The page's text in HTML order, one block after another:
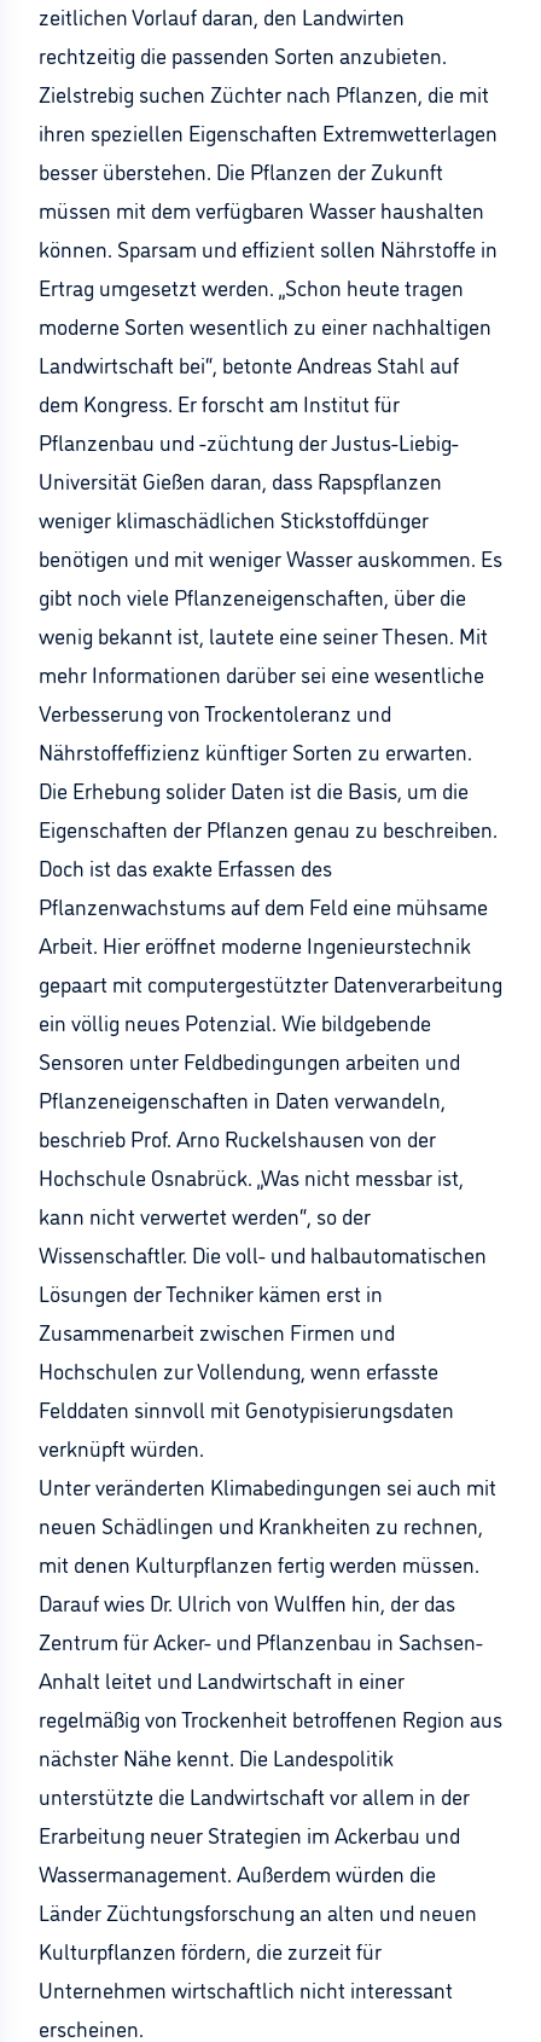
zeitlichen Vorlauf daran, den Landwirten
rechtzeitig die passenden Sorten anzubieten.
Zielstrebig suchen Züchter nach Pflanzen, die mit
ihren speziellen Eigenschaften Extremwetterlagen
besser überstehen. Die Pflanzen der Zukunft
müssen mit dem verfügbaren Wasser haushalten
können. Sparsam und effizient sollen Nährstoffe in
Ertrag umgesetzt werden. „Schon heute tragen
moderne Sorten wesentlich zu einer nachhaltigen
Landwirtschaft bei“, betonte Andreas Stahl auf
dem Kongress. Er forscht am Institut für
Pflanzenbau und -züchtung der Justus-Liebig-
Universität Gießen daran, dass Rapspflanzen
weniger klimaschädlichen Stickstoffdünger
benötigen und mit weniger Wasser auskommen. Es
gibt noch viele Pflanzeneigenschaften, über die
wenig bekannt ist, lautete eine seiner Thesen. Mit
mehr Informationen darüber sei eine wesentliche
Verbesserung von Trockentoleranz und
Nährstoffeffizienz künftiger Sorten zu erwarten.
Die Erhebung solider Daten ist die Basis, um die
Eigenschaften der Pflanzen genau zu beschreiben.
Doch ist das exakte Erfassen des
Pflanzenwachstums auf dem Feld eine mühsame
Arbeit. Hier eröffnet moderne Ingenieurstechnik
gepaart mit computergestützter Datenverarbeitung
ein völlig neues Potenzial. Wie bildgebende
Sensoren unter Feldbedingungen arbeiten und
Pflanzeneigenschaften in Daten verwandeln,
beschrieb Prof. Arno Ruckelshausen von der
Hochschule Osnabrück. „Was nicht messbar ist,
kann nicht verwertet werden“, so der
Wissenschaftler. Die voll- und halbautomatischen
Lösungen der Techniker kämen erst in
Zusammenarbeit zwischen Firmen und
Hochschulen zur Vollendung, wenn erfasste
Felddaten sinnvoll mit Genotypisierungsdaten
verknüpft würden.
Unter veränderten Klimabedingungen sei auch mit
neuen Schädlingen und Krankheiten zu rechnen,
mit denen Kulturpflanzen fertig werden müssen.
Darauf wies Dr. Ulrich von Wulffen hin, der das
Zentrum für Acker- und Pflanzenbau in Sachsen-
Anhalt leitet und Landwirtschaft in einer
regelmäßig von Trockenheit betroffenen Region aus
nächster Nähe kennt. Die Landespolitik
unterstützte die Landwirtschaft vor allem in der
Erarbeitung neuer Strategien im Ackerbau und
Wassermanagement. Außerdem würden die
Länder Züchtungsforschung an alten und neuen
Kulturpflanzen fördern, die zurzeit für
Unternehmen wirtschaftlich nicht interessant
erscheinen.